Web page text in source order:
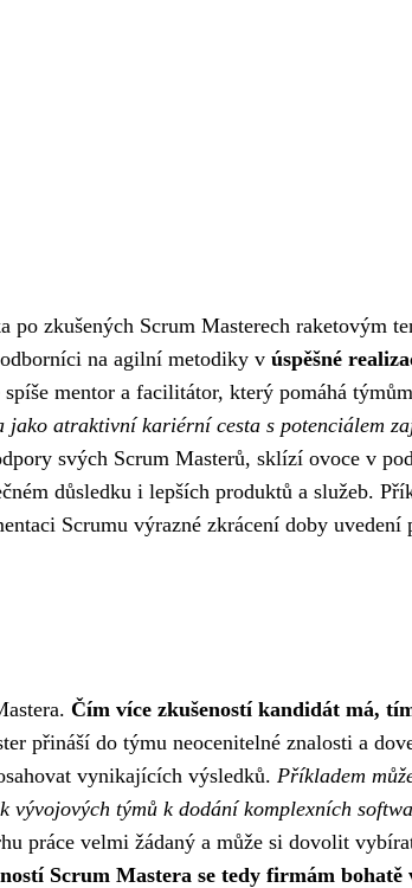
zkušených Scrum Masterech raketovým
na agilní metodiky v úspěšné
mentor a facilitátor, který pomáhá
jako atraktivní kariérní cesta s potenciálem
svých Scrum Masterů, sklízí ovoce v
důsledku i lepších produktů a služeb.
Scrumu výrazné zkrácení doby uvedení
Čím více zkušeností kandidát má,
přináší do týmu neocenitelné znalosti a
vynikajících výsledků. Příkladem
vývojových týmů k dodání komplexních
práce velmi žádaný a může si dovolit
Scrum Mastera se tedy firmám bohatě